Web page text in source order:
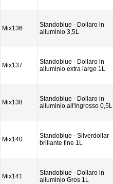
Mix136
Standoblue - Dollaro in
alluminio 3,5L
Mix137
Standoblue - Dollaro in
alluminio extra large 1L
Mix138
Standoblue - Dollaro in
alluminio all'ingrosso 0,5L
Mix140
Standoblue - Silverdollar
brillante fine 1L
Mix141
Standoblue - Dollaro in
alluminio Gros 1L